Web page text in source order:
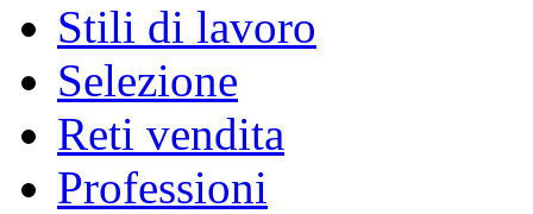
Stili di lavoro
Selezione
Reti vendita
Professioni